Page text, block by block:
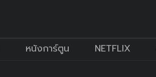
หนังการ์ตูน NETFLIX